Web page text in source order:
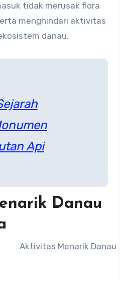
tidak merusak flora
menghindari aktivitas
danau.
Api
Danau